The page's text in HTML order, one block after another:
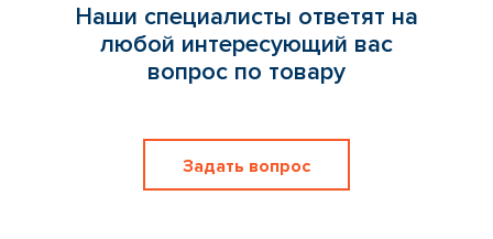
Наши специалисты ответят на
любой интересующий вас
вопрос по товару
Задать вопрос